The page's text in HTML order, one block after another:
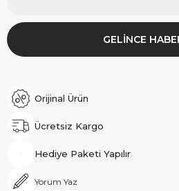
GELINCE
Orijinal Ürün
Ücretsiz Kargo
Hediye Paketi Yapılır
Yorum Yaz